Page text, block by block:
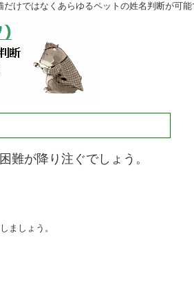
けではなくあらゆるペットの姓名判断が可能
難が降り注ぐでしょう。
ましょう。